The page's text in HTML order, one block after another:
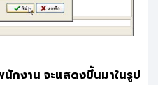
กงาน จะแสดงขึ้นมาในรูป